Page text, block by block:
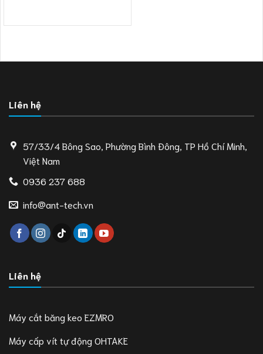
Liên hệ
57/33/4 Bông Sao, Phường Bình Đông, TP Hồ Chí Minh,
Việt Nam
0936 237 688
info@ant-tech.vn
Liên hệ
Máy cắt băng keo EZMRO
Máy cấp vít tự động OHTAKE